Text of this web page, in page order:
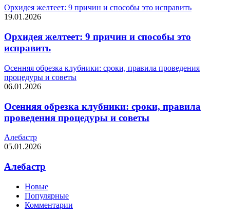
Орхидея желтеет: 9 причин и способы это исправить
19.01.2026
Орхидея желтеет: 9 причин и способы это
исправить
Осенняя обрезка клубники: сроки, правила проведения
процедуры и советы
06.01.2026
Осенняя обрезка клубники: сроки, правила
проведения процедуры и советы
Алебастр
05.01.2026
Алебастр
Новые
Популярные
Комментарии